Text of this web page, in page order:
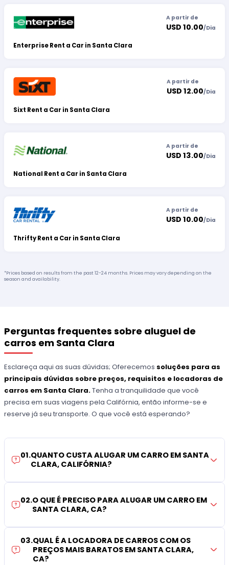
Enterprise Rent a Car in Santa Clara
A partir de
USD 10.00/Dia
Sixt Rent a Car in Santa Clara
A partir de
USD 12.00/Dia
National Rent a Car in Santa Clara
A partir de
USD 13.00/Dia
Thrifty Rent a Car in Santa Clara
A partir de
USD 10.00/Dia
*Prices based on results from the past 12-24 months. Prices may vary depending on the
season and availability.
Perguntas frequentes sobre aluguel de
carros em Santa Clara
Esclareça aqui as suas dúvidas; Oferecemos soluções para as
principais dúvidas sobre preços, requisitos e locadoras de
carros em Santa Clara.Tenha a tranquilidade que você
precisa em suas viagens pela Califórnia, então informe-se e
reserve já seu transporte. O que você está esperando?
01.QUANTO CUSTA ALUGAR UM CARRO EM SANTA
CLARA, CALIFÓRNIA?
02.O QUE É PRECISO PARA ALUGAR UM CARRO EM
SANTA CLARA, CA?
03.QUAL É A LOCADORA DE CARROS COM OS
PREÇOS MAIS BARATOS EM SANTA CLARA,
CA?